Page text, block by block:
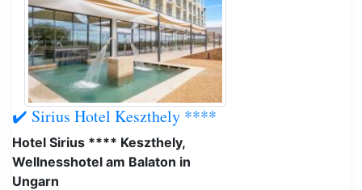
✔️ Sirius Hotel Keszthely ****
Hotel Sirius **** Keszthely,
Wellnesshotel am Balaton in
Ungarn